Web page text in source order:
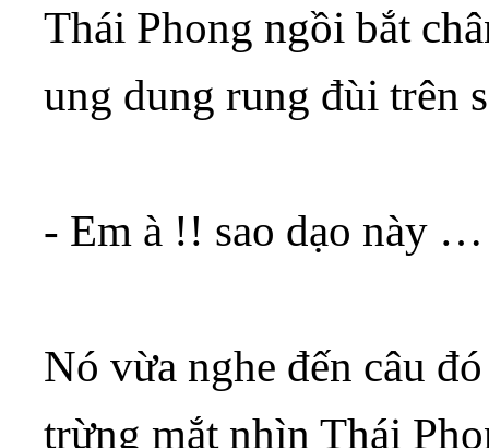
Thái Phong ngồi bắt
ung dung rung đùi
- Em à !! sao dạo này
Nó vừa nghe đến câu
trừng mắt nhìn Thái